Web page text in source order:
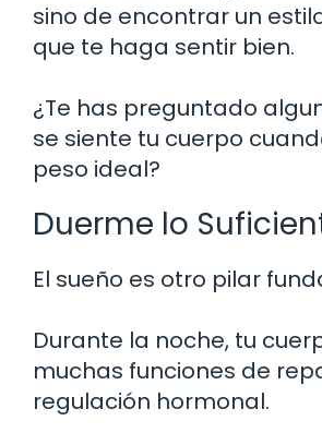
sino de encontrar un
que te haga sentir bien.
¿Te has preguntado
se siente tu cuerpo
peso ideal?
Duerme lo
El sueño es otro pilar
Durante la noche, tu
muchas funciones de
regulación hormonal.